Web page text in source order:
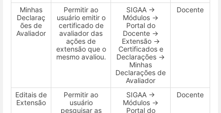
Minhas
Declaraç
ões de
Avaliador
Permitir ao
usuário emitir o
certificado de
avaliador das
ações de
extensão que o
mesmo avaliou.
SIGAA →
Módulos →
Portal do
Docente →
Extensão →
Certificados e
Declarações →
Minhas
Declarações de
Avaliador
Docente
Editais de
Extensão
Permitir ao
usuário
pesquisar as
SIGAA →
Módulos →
Portal do
Docente